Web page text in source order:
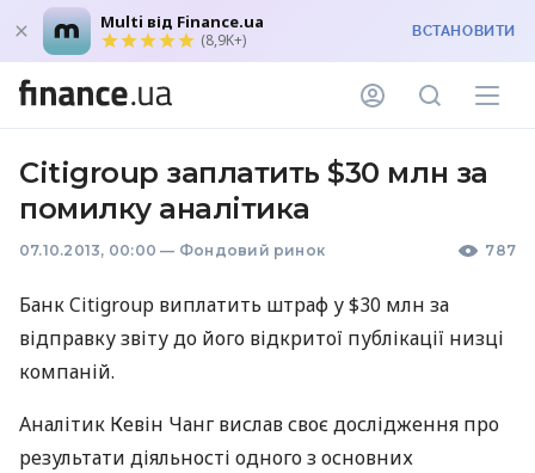
Multi від Finance.ua
(8,9K+) ВСТАНОВИТИ
Citigroup заплатить $30 млн за
помилку аналітика
07.10.2013, 00:00 — Фондовий ринок 787
Банк Citigroup виплатить штраф у $30 млн за
відправку звіту до його відкритої публікації низці
компаній.
Аналітик Кевін Чанг вислав своє дослідження про
результати діяльності одного з основних